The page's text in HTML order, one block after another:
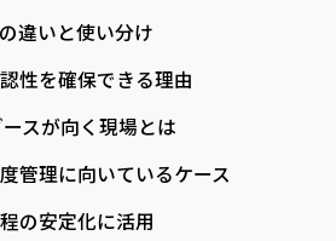
違いと使い分け
性を確保できる理由
スが向く現場とは
管理に向いているケース
の安定化に活用